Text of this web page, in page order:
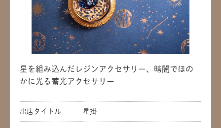
星を組み込んだレジンアクセサリー、暗闇でほの
かに光る蓄光アクセサリー
出店タイトル 星掛